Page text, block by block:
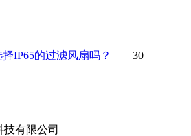
IP65的过滤风扇吗？
30
有限公司